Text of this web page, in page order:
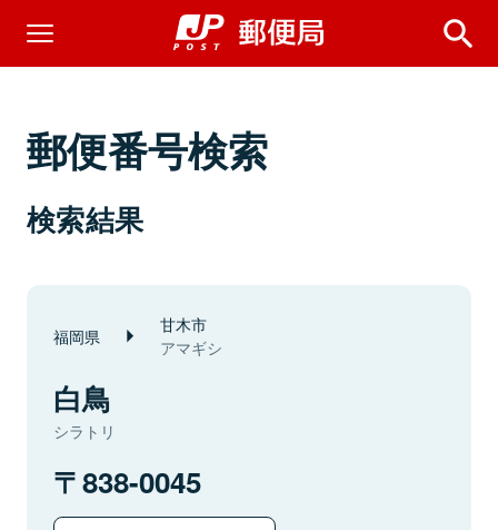
郵便番号検索
検索結果
福岡県 甘木市
アマギシ
白鳥
シラトリ
838-0045